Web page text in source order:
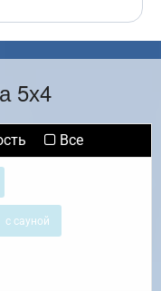
5х4
Все
с сауной